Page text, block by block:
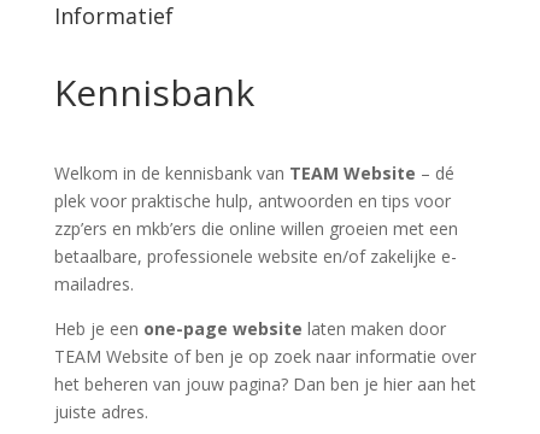
Informatief
Kennisbank
Welkom in de kennisbank van TEAM Website – dé
plek voor praktische hulp, antwoorden en tips voor
zzp’ers en mkb’ers die online willen groeien met een
betaalbare, professionele website en/of zakelijke e-
mailadres.
Heb je een one-page website laten maken door
TEAM Website of ben je op zoek naar informatie over
het beheren van jouw pagina? Dan ben je hier aan het
juiste adres.